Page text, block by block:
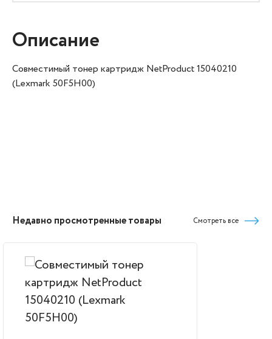
Описание
Совместимый тонер картридж NetProduct 15040210
(Lexmark 50F5H00)
Недавно просмотренные товары Смотреть все